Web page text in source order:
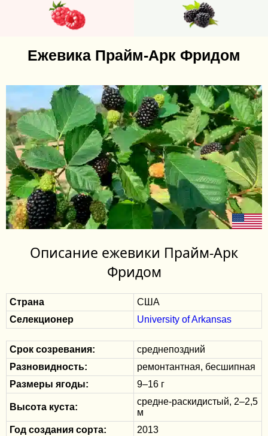
Ежевика Прайм-Арк Фридом
Описание ежевики Прайм-Арк
Фридом
Страна
США
Селекционер
University of Arkansas
Срок созревания:
среднепоздний
Разновидность:
ремонтантная, бесшипная
Размеры ягоды:
9–16 г
Высота куста:
средне-раскидистый, 2–2,5
м
Год создания сорта:
2013